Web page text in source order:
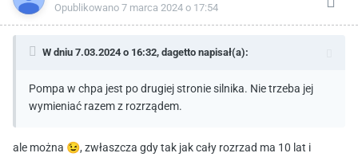
Opublikowano 7 marca 2024 o 17:54
W dniu 7.03.2024 o 16:32, dagetto napisał(a):
Pompa w chpa jest po drugiej stronie silnika. Nie trzeba jej
wymieniać razem z rozrządem.
ale można 😉, zwłaszcza gdy tak jak cały rozrzad ma 10 lat i